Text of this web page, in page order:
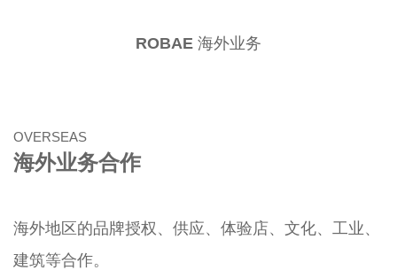
ROBAE 海外业务
OVERSEAS
海外业务合作
海外地区的品牌授权、供应、体验店、文化、工业、
建筑等合作。